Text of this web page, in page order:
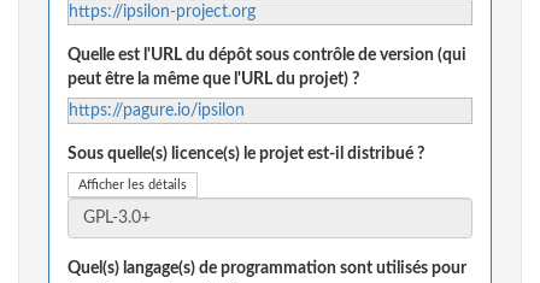
https://ipsilon-project.org
Quelle est l'URL du dépôt sous contrôle de version (qui
peut être la même que l'URL du projet) ?
https://pagure.io/ipsilon
Sous quelle(s) licence(s) le projet est-il distribué ?
Afficher les détails
Quel(s) langage(s) de programmation sont utilisés pour